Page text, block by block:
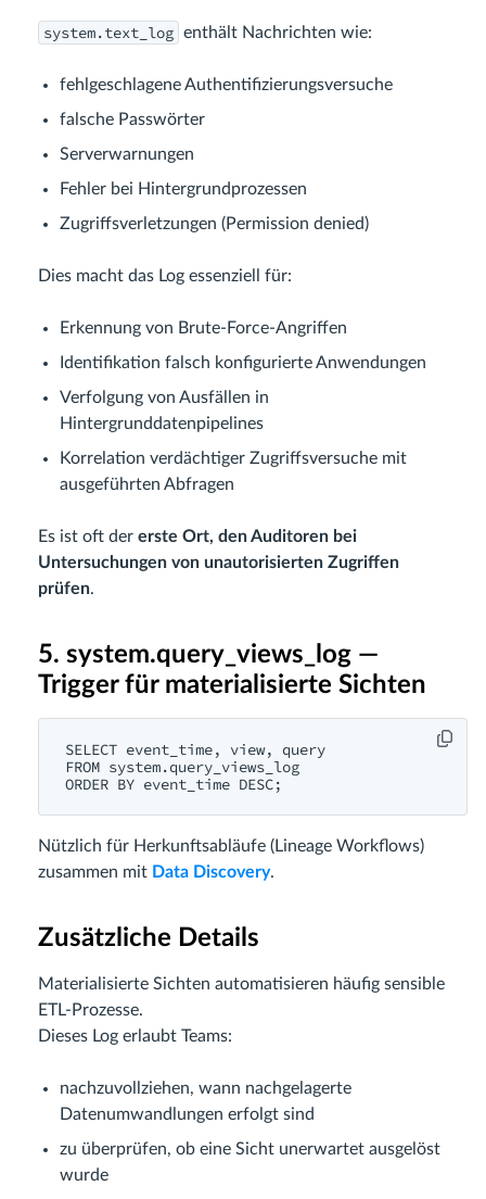
system.text_log enthält Nachrichten wie:
fehlgeschlagene Authentifizierungsversuche
falsche Passwörter
Serverwarnungen
Fehler bei Hintergrundprozessen
Zugriffsverletzungen (Permission denied)
Dies macht das Log essenziell für:
Erkennung von Brute-Force-Angriffen
Identifikation falsch konfigurierte Anwendungen
Verfolgung von Ausfällen in
Hintergrunddatenpipelines
Korrelation verdächtiger Zugriffsversuche mit
ausgeführten Abfragen
Es ist oft der erste Ort, den Auditoren bei
Untersuchungen von unautorisierten Zugriffen
prüfen.
5. system.query_views_log —
Trigger für materialisierte Sichten
SELECT event_time, view, query
FROM system.query_views_log
Nützlich für Herkunftsabläufe (Lineage Workflows)
zusammen mit Data Discovery.
Zusätzliche Details
Materialisierte Sichten automatisieren häufig sensible
ETL-Prozesse.
Dieses Log erlaubt Teams:
nachzuvollziehen, wann nachgelagerte
Datenumwandlungen erfolgt sind
zu überprüfen, ob eine Sicht unerwartet ausgelöst
wurde